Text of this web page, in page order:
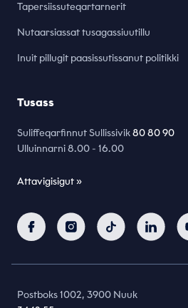
Tusass
Suliffeqarfinnut Sullissivik80 80 90
Ulluinnarni 8.00 - 16.00
Attavigisigut »
Tapersiissuteqartarnerit
Nutaarsiassat tusagassiuutillu
Inuit pillugit paasissutissanut politikki
Postboks 1002, 3900 Nuuk